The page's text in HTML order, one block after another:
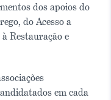
dos apoios do
do Acesso a
Restauração e
em cada